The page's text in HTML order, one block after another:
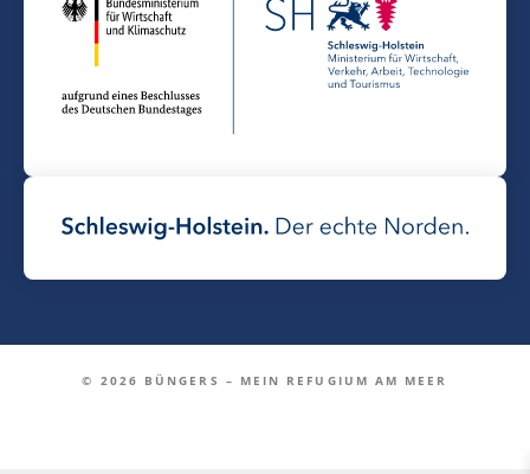
© 2026 BÜNGERS – MEIN REFUGIUM AM MEER